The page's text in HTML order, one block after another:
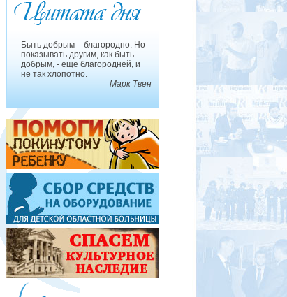
Быть добрым – благородно. Но
показывать другим, как быть
добрым, - еще благородней, и
не так хлопотно.
Марк Твен